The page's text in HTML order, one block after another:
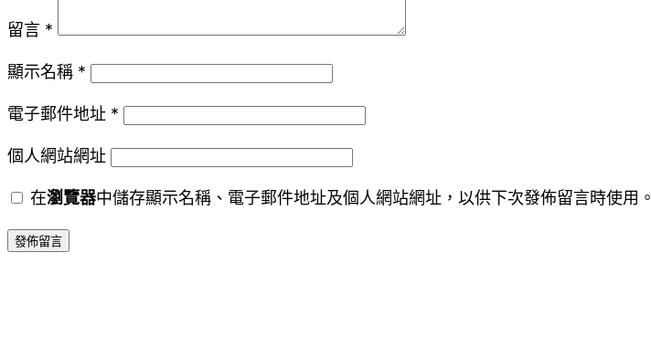
留言 *
顯示名稱 *
電子郵件地址 *
個人網站網址
在瀏覽器中儲存顯示名稱、電子郵件地址及個人網站網址，以供下次發佈留言時使用。